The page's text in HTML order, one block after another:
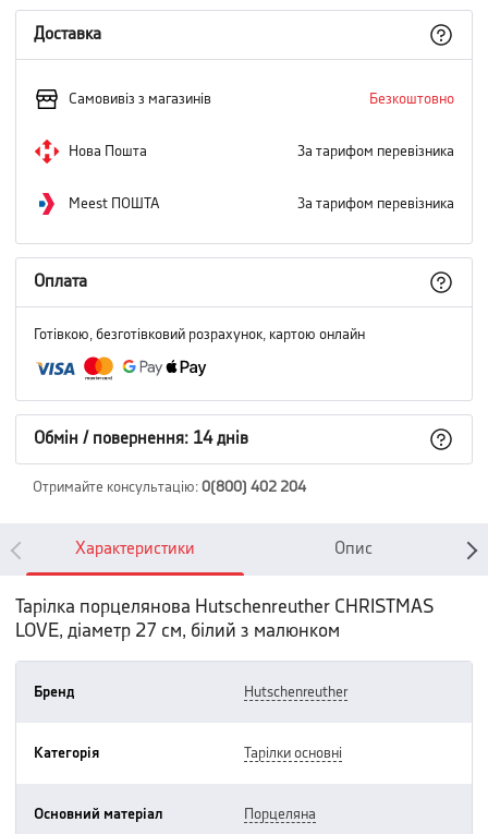
Доставка
Самовивіз з магазинів Безкоштовно
Нова Пошта За тарифом перевізника
Meest ПОШТА За тарифом перевізника
Оплата
Готівкою, безготівковий розрахунок, картою онлайн
Обмін / повернення: 14 днів
Отримайте консультацію: 0(800) 402 204
Характеристики Опис
Тарілка порцелянова Hutschenreuther CHRISTMAS
LOVE, діаметр 27 см, білий з малюнком
Бренд hutschenreuther
Категорія тарілки основні
Основний матеріал порцеляна